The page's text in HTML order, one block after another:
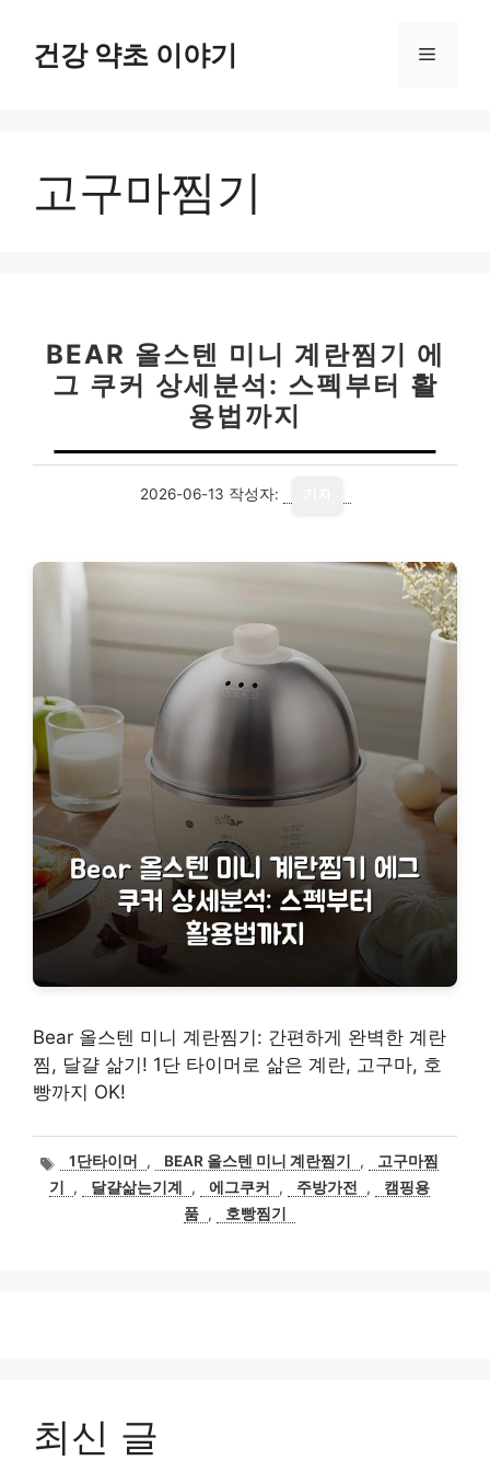
건강 약초 이야기 메
고구마찜기
BEAR 올스텐 미니 계란찜기 에
그 쿠커 상세분석: 스펙부터 활
용법까지
2026-06-13 작성자:
Bear 올스텐 미니 계란찜기: 간편하게 완벽한 계란
찜, 달걀 삶기! 1단 타이머로 삶은 계란, 고구마, 호
빵까지 OK!
태
그
1단타이머 , BEAR 올스텐 미니 계란찜기 ,
고구마찜
기
, 달걀삶는기계 , 에그쿠커 , 주방가전 ,
캠핑용
품 , 호빵찜기
최신 글